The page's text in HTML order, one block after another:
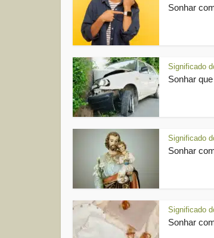
Sonhar
Significado
Sonhar
Significado
Sonhar
Significado
Sonhar